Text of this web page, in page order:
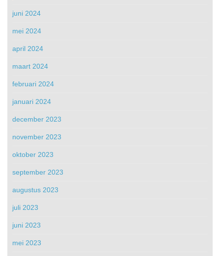
juni 2024
mei 2024
april 2024
maart 2024
februari 2024
januari 2024
december 2023
november 2023
oktober 2023
september 2023
augustus 2023
juli 2023
juni 2023
mei 2023